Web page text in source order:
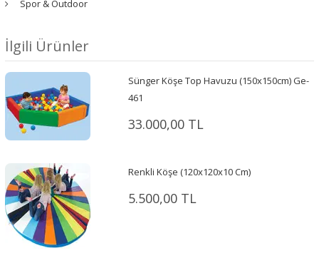
Spor & Outdoor
İlgili Ürünler
Sünger Köşe Top Havuzu (150x150cm) Ge-
461
33.000,00 TL
Renkli Köşe (120x120x10 Cm)
5.500,00 TL